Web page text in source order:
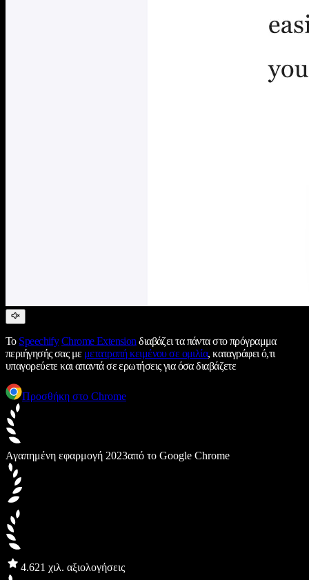
Το Speechify Chrome Extension διαβάζει τα πάντα στο πρόγραμμα
περιήγησής σας με μετατροπή κειμένου σε ομιλία, καταγράφει ό,τι
υπαγορεύετε και απαντά σε ερωτήσεις για όσα διαβάζετε
Προσθήκη στο Chrome
Αγαπημένη εφαρμογή 2023από το Google Chrome
4.621 χιλ. αξιολογήσεις